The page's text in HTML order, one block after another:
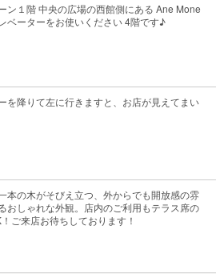
ン１階 中央の広場の西館側にある Ane Mone
ベーターをお使いください 4階です♪
を降りて左に行きますと、お店が見えてまい
本の木がそびえ立つ、外からでも開放感の雰
おしゃれな外観。店内のご利用もテラス席の
ご来店お待ちしております！